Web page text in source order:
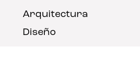
Arquitectura
Diseño